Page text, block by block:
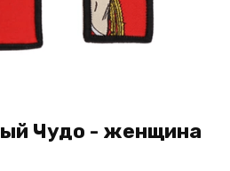
Чудо - женщина